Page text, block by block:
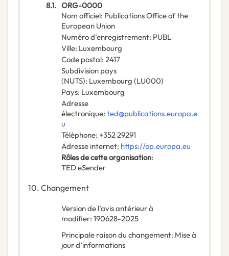
8.1. ORG-0000
Nom officiel: Publications Office of the
European Union
Numéro d’enregistrement: PUBL
Ville: Luxembourg
Code postal: 2417
Subdivision pays
(NUTS): Luxembourg (LU000)
Pays: Luxembourg
Adresse
électronique: ted@publications.europa.e
u
Téléphone: +352 29291
Adresse internet: https://op.europa.eu
Rôles de cette organisation:
TED eSender
10. Changement
Version de l’avis antérieur à
modifier: 190628-2025
Principale raison du changement: Mise à
jour d’informations